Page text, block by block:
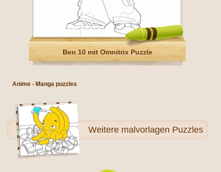
Ben 10 mit Omnitrix Puzzle
Anime - Manga puzzles
Weitere malvorlagen Puzzles